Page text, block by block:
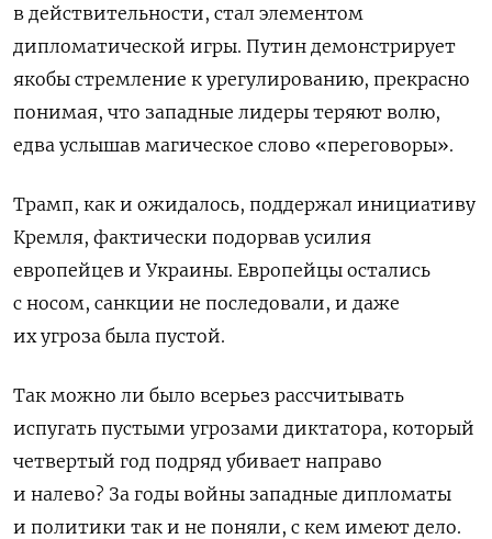
в действительности, стал элементом
дипломатической игры. Путин демонстрирует
якобы стремление к урегулированию, прекрасно
понимая, что западные лидеры теряют волю,
едва услышав магическое слово «переговоры».
Трамп, как и ожидалось, поддержал инициативу
Кремля, фактически подорвав усилия
европейцев и Украины. Европейцы остались
с носом, санкции не последовали, и даже
их угроза была пустой.
Так можно ли было всерьез рассчитывать
испугать пустыми угрозами диктатора, который
четвертый год подряд убивает направо
и налево? За годы войны западные дипломаты
и политики так и не поняли, с кем имеют дело.